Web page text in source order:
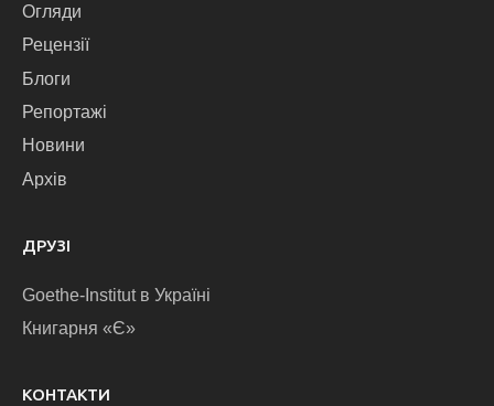
Огляди
Рецензії
Блоги
Репортажі
Новини
Архів
ДРУЗІ
Goethe-Institut в Україні
Книгарня «Є»
КОНТАКТИ